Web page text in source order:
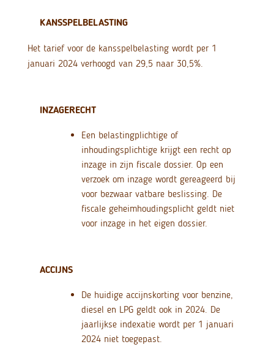
KANSSPELBELASTING
Het tarief voor de kansspelbelasting wordt per 1
januari 2024 verhoogd van 29,5 naar 30,5%.
INZAGERECHT
Een belastingplichtige of
inhoudingsplichtige krijgt een recht op
inzage in zijn fiscale dossier. Op een
verzoek om inzage wordt gereageerd bij
voor bezwaar vatbare beslissing. De
fiscale geheimhoudingsplicht geldt niet
voor inzage in het eigen dossier.
ACCIJNS
De huidige accijnskorting voor benzine,
diesel en LPG geldt ook in 2024. De
jaarlijkse indexatie wordt per 1 januari
2024 niet toegepast.